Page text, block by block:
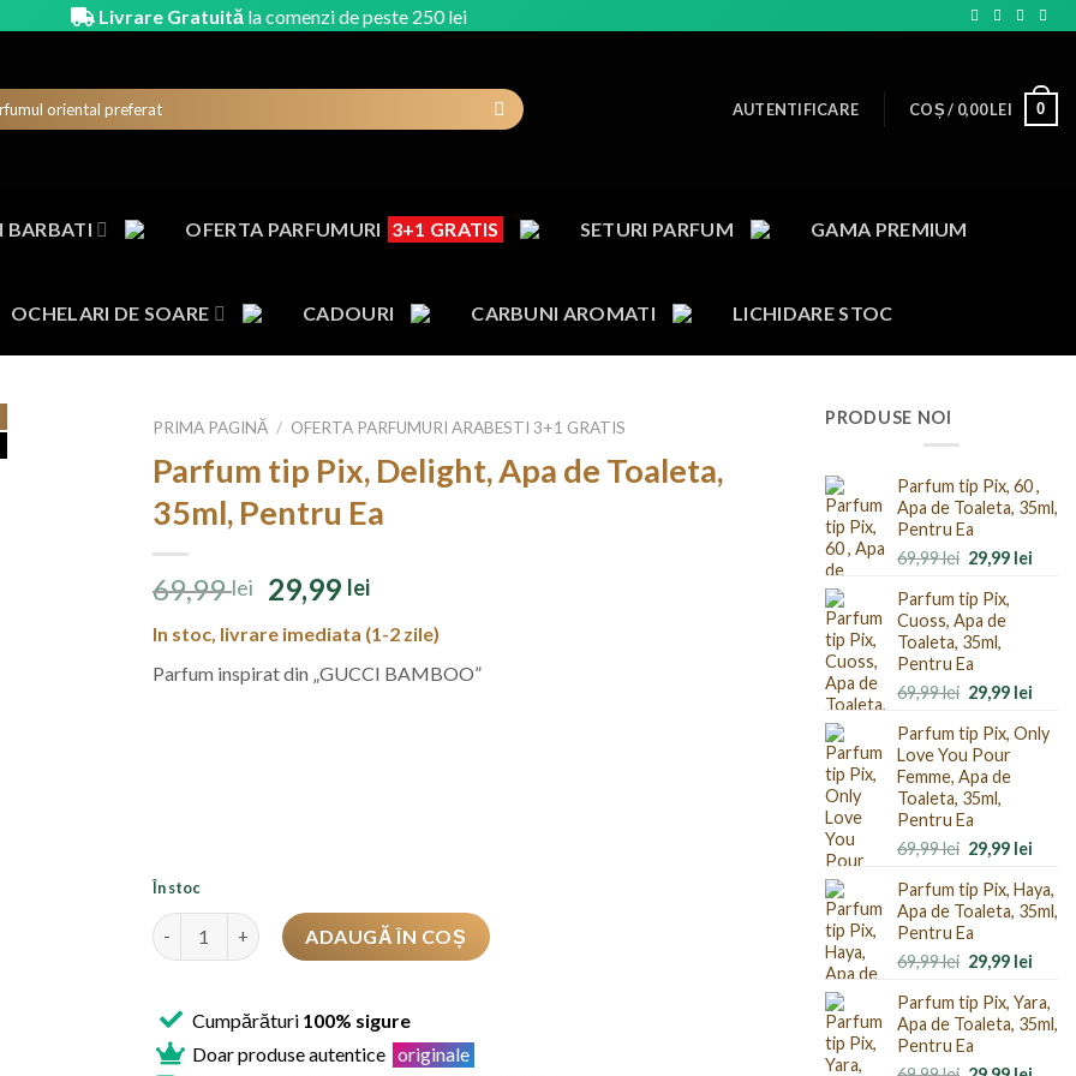
Livrare Gratuită la comenzi de peste 250 lei
AUTENTIFICARE COȘ / 0,00LEI 0
BARBATI OFERTA PARFUMURI 3+1 GRATIS SETURI PARFUM GAMA PREMIUM
OCHELARI DE SOARE CADOURI CARBUNI AROMATI LICHIDARE STOC
PRIMA PAGINĂ / OFERTA PARFUMURI ARABESTI 3+1 GRATIS
Parfum tip Pix, Delight, Apa de Toaleta,
35ml, Pentru Ea
69,99lei
Prețul
inițial
a
fost:
29,99 leiPrețul
este:
29,99 lei.
In stoc, livrare imediata (1-2 zile)
Parfum inspirat din „GUCCI BAMBOO”
În stoc
Cantitate ADAUGĂ ÎN COȘ
Cumpărături 100% sigure
Doar produse autentice originale
PRODUSE NOI
Parfum tip Pix, 60 ,
Apa de Toaleta, 35ml,
Pentru Ea
69,99lei Prețul
a
fost:
69,99 lei.
29,99 lei
Parfum tip Pix,
Cuoss, Apa de
Toaleta, 35ml,
Pentru Ea
69,99lei Prețul
a
fost:
69,99 lei.
29,99 lei
este:
Parfum tip Pix, Only
Love You Pour
Femme, Apa de
Toaleta, 35ml,
Pentru Ea
69,99lei Prețul
a
fost:
69,99 lei.
29,99 lei
este:
Parfum tip Pix, Haya,
Apa de Toaleta, 35ml,
Pentru Ea
69,99lei Prețul
a
fost:
69,99 lei.
29,99 lei
este:
Parfum tip Pix, Yara,
Apa de Toaleta, 35ml,
Pentru Ea